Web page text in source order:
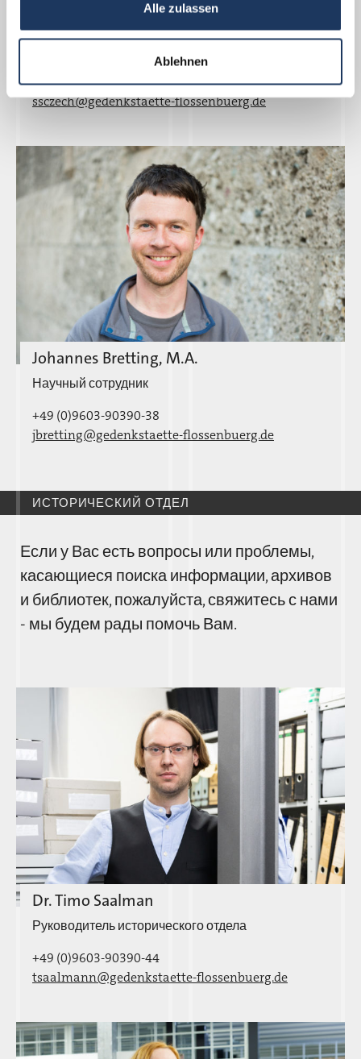
Alle zulassen
Ablehnen
+49 (0)9603-90390-36
ssczech@gedenkstaette-flossenbuerg.de
Johannes Bretting, M.A.
Научный сотрудник
+49 (0)9603-90390-38
jbretting@gedenkstaette-flossenbuerg.de
ИСТОРИЧЕСКИЙ ОТДЕЛ
Если у Вас есть вопросы или проблемы,
касающиеся поиска информации, архивов
и библиотек, пожалуйста, свяжитесь с нами
- мы будем рады помочь Вам.
Dr. Timo Saalman
Руководитель исторического отдела
+49 (0)9603-90390-44
tsaalmann@gedenkstaette-flossenbuerg.de